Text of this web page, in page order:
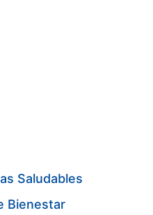
Saludables
Bienestar